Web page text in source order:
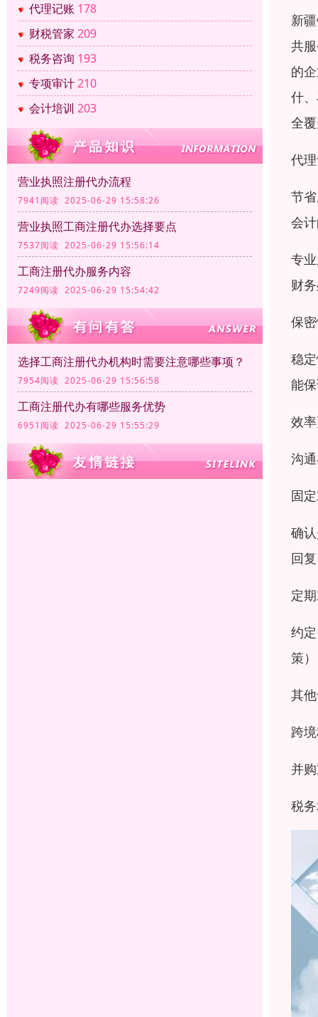
代理记账 178
财税管家 209
税务咨询 193
专项审计210
会计培训 203
营业执照注册代办流程
7941阅读 2025-06-29 15:58:26
营业执照工商注册代办选择要点
7537阅读 2025-06-29 15:56:14
工商注册代办服务内容
7249阅读 2025-06-29 15:54:42
选择工商注册代办机构时需要注意哪些事项？
7954阅读 2025-06-29 15:56:58
工商注册代办有哪些服务优势
6951阅读 2025-06-29 15:55:29
新
共
的
什
全
代
节
会
专
财
保
稳
能
效
沟
固
确
回
定
约
策
其
跨
并
税